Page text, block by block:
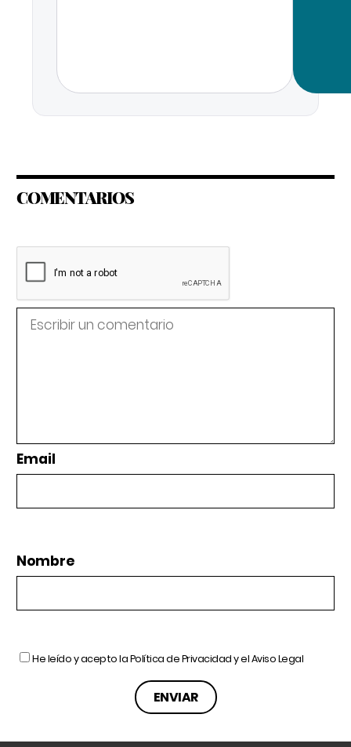
COMENTARIOS
Email
Nombre
He leído y acepto laPolítica de Privacidady elAviso Legal